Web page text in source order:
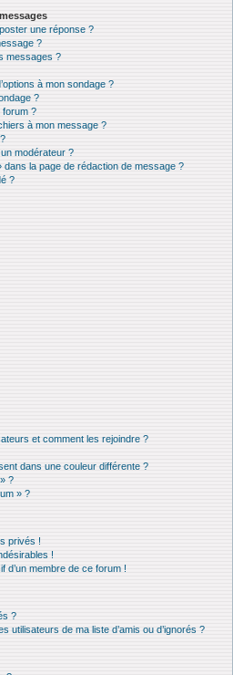
une réponse ?
?
messages ?
à mon sondage ?
?
forum ?
à mon message ?
modérateur ?
la page de rédaction de message ?
?
et comment les rejoindre ?
dans une couleur différente ?
?
» ?
privés !
!
d’un membre de ce forum !
?
utilisateurs de ma liste d’amis ou d’ignorés ?